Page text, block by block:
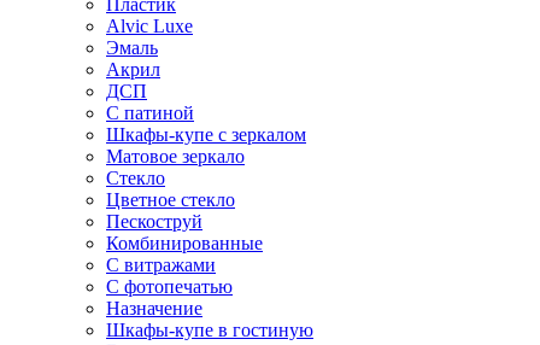
Пластик
Alvic Luxe
Эмаль
Акрил
ДСП
С патиной
Шкафы-купе с зеркалом
Матовое зеркало
Стекло
Цветное стекло
Пескоструй
Комбинированные
С витражами
С фотопечатью
Назначение
Шкафы-купе в гостиную